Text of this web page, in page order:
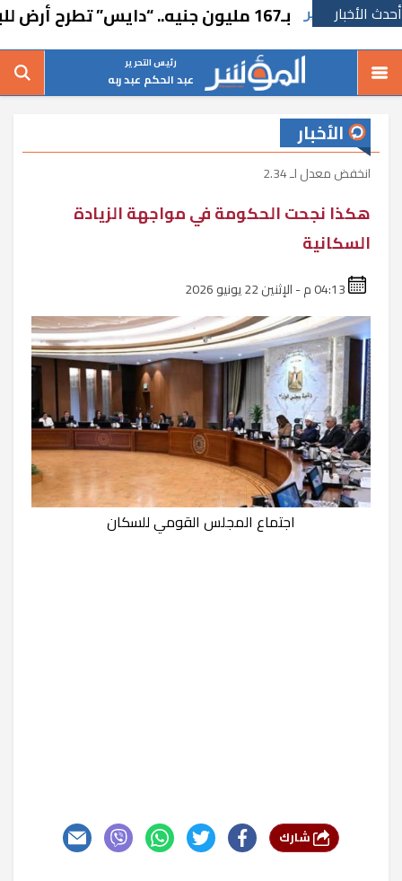
أحدث الأخبار
بـ167 مليون جنيه.. “دايس” تطرح أرض للبيع
رئيس التحرير
عبد الحكم عبد ربه
الأخبار
انخفض معدل لـ 2.34
هكذا نجحت الحكومة في مواجهة الزيادة
السكانية
اجتماع المجلس القومي للسكان